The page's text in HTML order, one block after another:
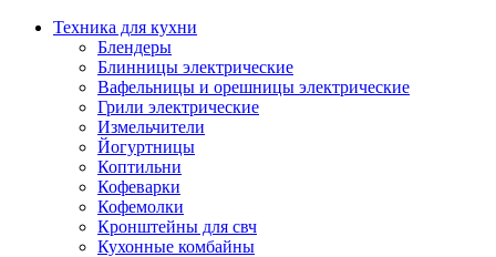
Техника для кухни
Блендеры
Блинницы электрические
Вафельницы и орешницы электрические
Грили электрические
Измельчители
Йогуртницы
Коптильни
Кофеварки
Кофемолки
Кронштейны для свч
Кухонные комбайны